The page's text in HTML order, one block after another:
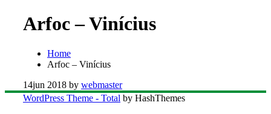
Arfoc – Vinícius
Home
Arfoc – Vinícius
14jun 2018 by webmaster
WordPress Theme - Total by HashThemes